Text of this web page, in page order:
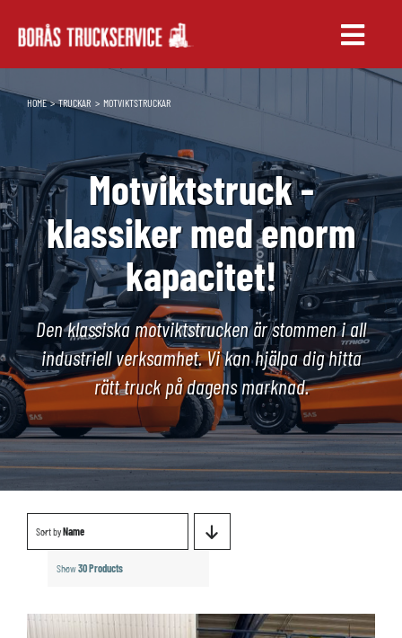
Toggle
SERVICE & RESERVDELAR
UTBILDNING
HOME TRUCKAR MOTVIKTSTRUCKAR
Motviktstruck -
klassiker med enorm
kapacitet!
Den klassiska motviktstrucken är stommen i all
industriell verksamhet. Vi kan hjälpa dig hitta
rätt truck på dagens marknad.
Sort byName
Show30 Products